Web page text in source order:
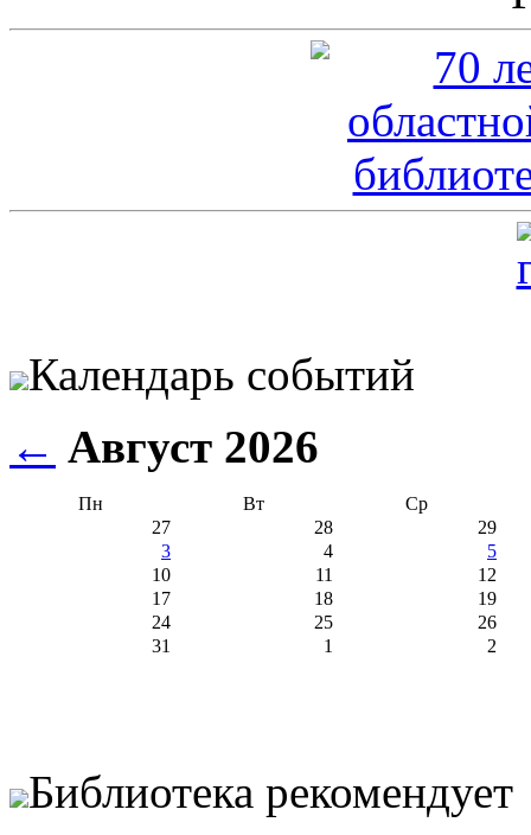
Календарь событий
← Август 2026
Пн Вт
Ср
27
28
29
3
4
5
10
11
12
17
18
19
24
25
26
31
1 2
Библиотека рекомендует